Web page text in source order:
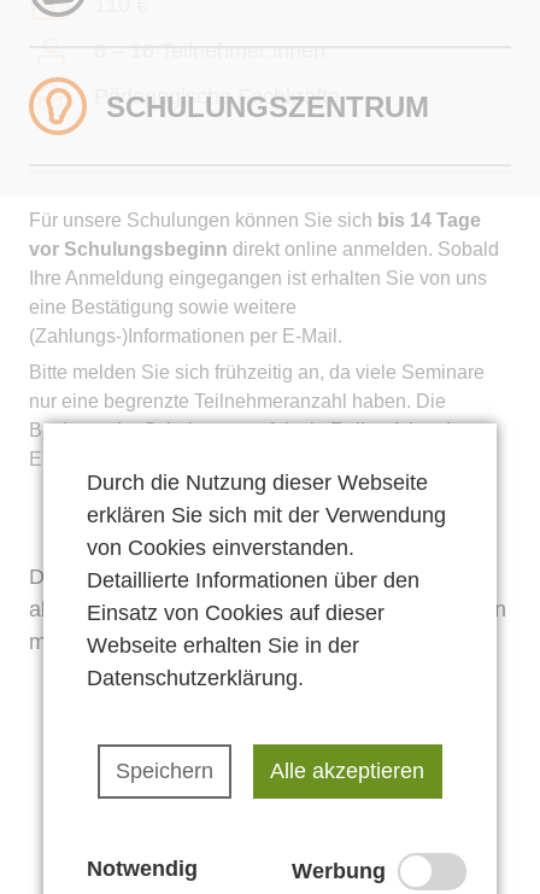
Qualitätsmanagement
IpD als Arbeitgeber
Fachfamilien/Pflegeeltern
Verwaltung
Beschwerde
Team
Kontakt
Anfrage stellen
Bedeutung & Zielsetzung
Arbeitsweise
Angebot
Arbeitsweise
Angebote
Team
Leistungen
Aufgaben
Ziele
Voraussetzungen
Leistungen
Aufgaben
…genauer betrachtet
SCHULUNGS­ZENTRUM
Qualifizierung
Fachtage
Impulsschulungen
Persönliche Entwicklung
Angebote für Pflegefamilien
Teilnahmebedingungen
Inhouse Seminare
Kontakt
Anfahrt
110 €
Pädagogische Fachkräfte
Für unsere Schulungen können Sie sich bis 14 Tage
vor Schulungsbeginn direkt online anmelden. Sobald
Ihre Anmeldung eingegangen ist erhalten Sie von uns
eine Bestätigung sowie weitere
(Zahlungs-)Informationen per E-Mail.
Bitte melden Sie sich frühzeitig an, da viele Seminare
nur eine begrenzte Teilnehmeranzahl haben. Die
Buchung der Schulungen erfolgt in Reihenfolge des
Eingangs der Anmeldungen.
Die Anmeldefrist für diesen Anlass ist bereits
abgelaufen. Es können leider keine Anmeldungen
mehr entgegengenommen werden.
Durch die Nutzung dieser Webseite
erklären Sie sich mit der Verwendung
von Cookies einverstanden.
Detaillierte Informationen über den
Einsatz von Cookies auf dieser
Webseite erhalten Sie in der
Datenschutzerklärung.
Speichern Alle akzeptieren
Notwendig Werbung